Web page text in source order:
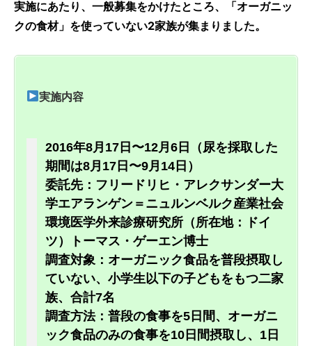
実施にあたり、一般募集をかけたところ、「オーガニッ
クの食材」を使っていない2家族が集まりました。
実施内容
2016年8月17日〜12月6日（尿を採取した
期間は8月17日〜9月14日）
委託先：フリードリヒ・アレクサンダー大
学エアランゲン＝ニュルンベルク産業社会
環境医学外来診療研究所（所在地：ドイ
ツ）トーマス・ゲーエン博士
調査対象：オーガニック食品を普段摂取し
ていない、小学生以下の子どもをもつ二家
族、合計7名
調査方法：普段の食事を5日間、オーガニ
ック食品のみの食事を10日間摂取し、1日